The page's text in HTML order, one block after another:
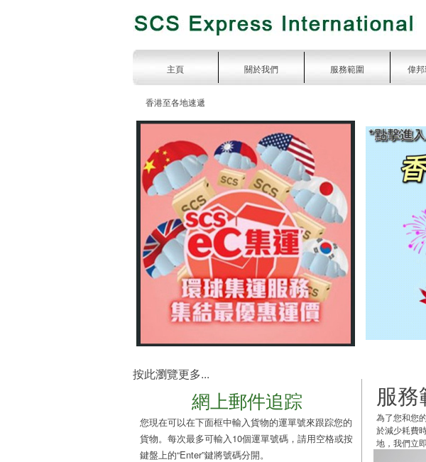
主頁 關於我們 服務範圍 偉
香港至各地速遞
按此瀏覽更多...
網上郵件追踪
您現在可以在下面框中輸入貨物的運單號來跟踪您的
貨物。每次最多可輸入10個運單號碼，請用空格或按
鍵盤上的“Enter”鍵將號碼分開。
服務
為了您和您
於減少耗費
地，我們立